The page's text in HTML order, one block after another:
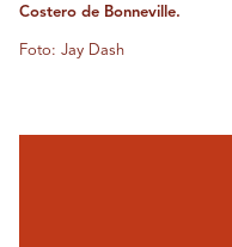
Costero de Bonneville.
Foto: Jay Dash